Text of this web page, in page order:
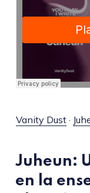
Vanity Dust·
Juheun:
en la